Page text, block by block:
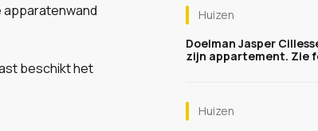
apparatenwand
beschikt het
Huizen
Doelman Jasper
zijn appartement. Zie
Huizen